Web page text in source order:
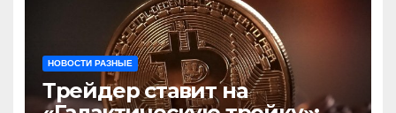
НОВОСТИ РАЗНЫЕ
Трейдер ставит на